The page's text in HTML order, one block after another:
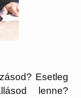
Esetleg
lenne?